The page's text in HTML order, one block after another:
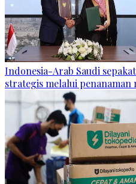
Indonesia-Arab Saudi
strategis melalui penanaman